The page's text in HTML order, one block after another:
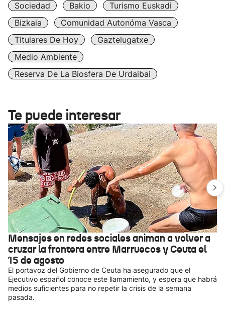
Sociedad Bakio
Turismo Euskadi
Bizkaia
Comunidad Autonóma Vasca
Titulares De Hoy
Gaztelugatxe
Medio Ambiente
Reserva De La Biosfera De Urdaibai
Te puede interesar
Mensajes en redes sociales animan a volver a
cruzar la frontera entre Marruecos y Ceuta el
15 de agosto
El portavoz del Gobierno de Ceuta ha asegurado que el
Ejecutivo español conoce este llamamiento, y espera que habrá
medios suficientes para no repetir la crisis de la semana
pasada.